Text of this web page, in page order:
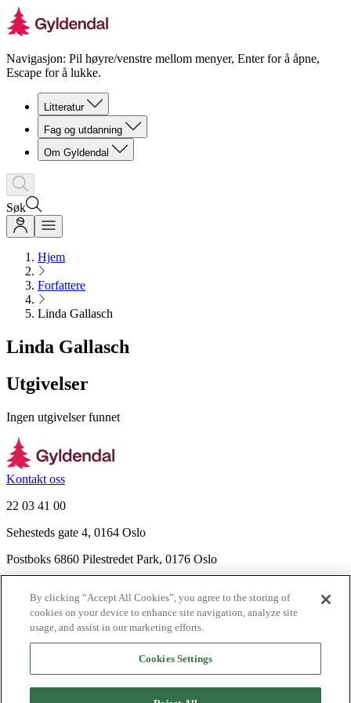
Navigasjon: Pil høyre/venstre mellom menyer, Enter for å åpne,
Escape for å lukke.
Litteratur
Fag og utdanning
Om Gyldendal
Søk
Hjem
Forfattere
Linda Gallasch
Linda Gallasch
Utgivelser
Ingen utgivelser funnet
Kontakt oss
22 03 41 00
Sehesteds gate 4, 0164 Oslo
Postboks 6860 Pilestredet Park, 0176 Oslo
Nyhetsbrev
Ledige stillinger
Send inn manus
By clicking “Accept All Cookies”, you agree to the storing of
cookies on your device to enhance site navigation, analyze site
usage, and assist in our marketing efforts.
Cookies Settings